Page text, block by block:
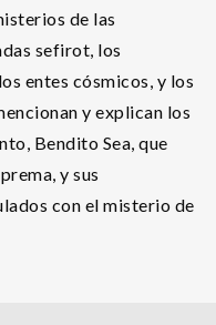
de las
sefirot, los
entes cósmicos, y los
y explican los
Bendito Sea, que
y sus
con el misterio de